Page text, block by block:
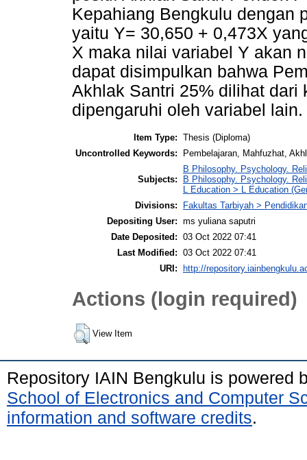
Kepahiang Bengkulu dengan
yaitu Y= 30,650 + 0,473X
X maka nilai variabel Y akan
dapat disimpulkan bahwa
Akhlak Santri 25% dilihat dari
dipengaruhi oleh variabel lain.
Item Type: Thesis (Diploma)
Uncontrolled Keywords:
Pembelajaran, Mahfuzhat,
Subjects:
B Philosophy. Psychology.
B Philosophy. Psychology.
L Education > L Education
Divisions:
Fakultas Tarbiyah >
Depositing User: ms yuliana saputri
Date Deposited: 03 Oct 2022 07:41
Last Modified: 03 Oct 2022 07:41
URI:
http://
Actions (login required)
View Item
Repository IAIN Bengkulu is powered
School of Electronics and Computer
information and software credits.